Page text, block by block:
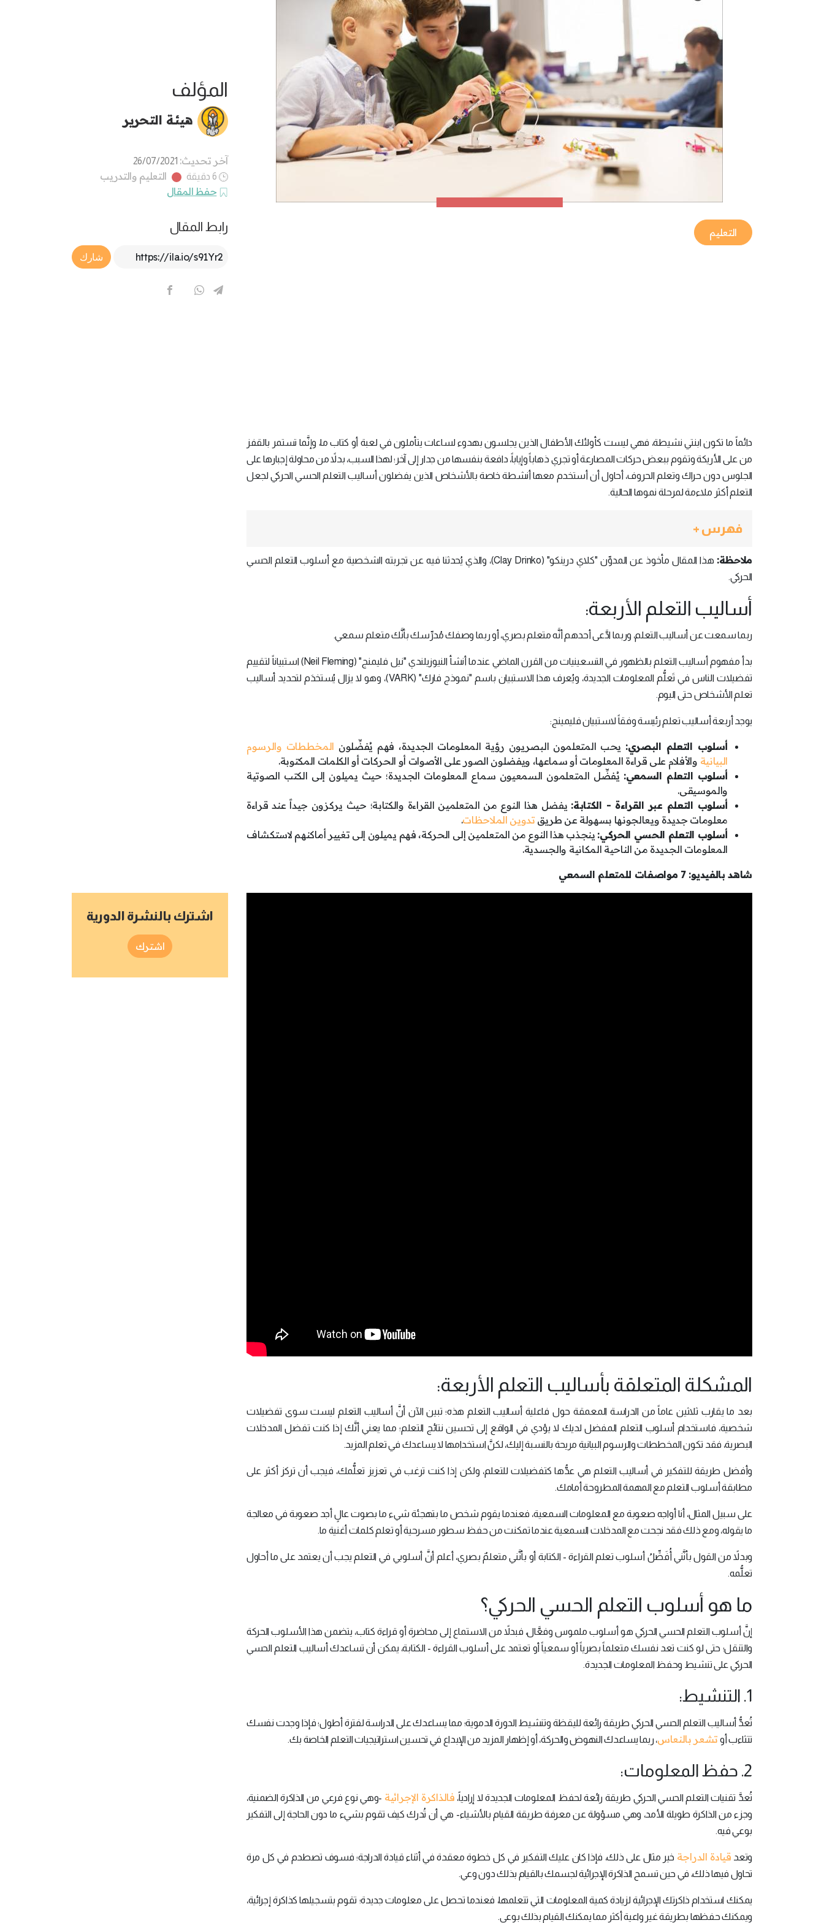
التعليم
دائماً ما تكون ابنتي نشيطة، فهي ليست كأولئك الأطفال الذين يجلسون بهدوء لساعات يتأملون في لعبة أو كتاب ما، وإنَّما تستمر بالقفز
من على الأريكة وتقوم ببعض حركات المصارعة أو تجري ذهاباً وإياباً، دافعة بنفسها من جدار إلى آخر؛ لهذا السبب، بدلاً من محاولة إجبارها على
الجلوس دون حراك وتعلم الحروف، أحاول أن أستخدم معها أنشطة خاصة بالأشخاص الذين يفضلون أساليب التعلم الحسي الحركي لجعل
التعلم أكثر ملاءمة لمرحلة نموها الحالية.
المؤلف
هيئة التحرير
آخر تحديث: 26/07/2021
6 دقيقة
التعليم والتدريب
حفظ المقال
رابط المقال
Article Link
شارك
فهرس +
ملاحظة:
هذا المقال مأخوذ عن المدوِّن "كلاي درينكو" (Clay Drinko)، والذي يُحدثنا فيه عن تجربته الشخصية مع أسلوب التعلم الحسي
الحركي.
أساليب التعلم الأربعة:
ربما سمعت عن أساليب التعلم، وربما ادَّعى أحدهم أنَّه متعلم بصري، أو ربما وصفك مُدرِّسك بأنَّك متعلم سمعي.
بدأ مفهوم أساليب التعلم بالظهور في التسعينيات من القرن الماضي عندما أنشأ النيوزيلندي "نيل فليمنج" (Neil Fleming) استبياناً لتقييم
تفضيلات الناس في تَعلُّم المعلومات الجديدة، ويُعرف هذا الاستبيان باسم "نموذج فارك" (VARK)، وهو لا يزال يُستخدَم لتحديد أساليب
تعلم الأشخاص حتى اليوم.
يوجد أربعة أساليب تعلم رئيسة وفقاً لاستبيان فليمينج:
أسلوب التعلم البصري: يحب المتعلمون البصريون رؤية المعلومات الجديدة، فهم يُفضِّلون المخططات والرسوم
البيانية والأفلام على قراءة المعلومات أو سماعها، ويفضلون الصور على الأصوات أو الحركات أو الكلمات المكتوبة.
أسلوب التعلم السمعي: يُفضِّل المتعلمون السمعيون سماع المعلومات الجديدة؛ حيث يميلون إلى الكتب الصوتية
والموسيقى.
أسلوب التعلم عبر القراءة - الكتابة: يفضل هذا النوع من المتعلمين القراءة والكتابة؛ حيث يركزون جيداً عند قراءة
معلومات جديدة ويعالجونها بسهولة عن طريق تدوين الملاحظات.
أسلوب التعلم الحسي الحركي: ينجذب هذا النوع من المتعلمين إلى الحركة، فهم يميلون إلى تغيير أماكنهم لاستكشاف
المعلومات الجديدة من الناحية المكانية والجسدية.
شاهد بالفيديو: 7 مواصفات للمتعلم السمعي
المشكلة المتعلقة بأساليب التعلم الأربعة:
بعد ما يقارب ثلاثين عاماً من الدراسة المعمقة حول فاعلية أساليب التعلم هذه؛ تبين الآن أنَّ أساليب التعلم ليست سوى تفضيلات
شخصية، فاستخدام أسلوب التعلم المفضل لديك لا يؤدي في الواقع إلى تحسين نتائج التعلم؛ مما يعني أنَّك إذا كنت تفضل المدخلات
البصرية، فقد تكون المخططات والرسوم البيانية مريحة بالنسبة إليك، لكنَّ استخدامها لا يساعدك في تعلم المزيد.
وأفضل طريقة للتفكير في أساليب التعلم هي عدُّها كتفضيلات للتعلم، ولكن إذا كنت ترغب في تعزيز تعلُّمك، فيجب أن تركز أكثر على
مطابقة أسلوب التعلم مع المهمة المطروحة أمامك.
على سبيل المثال، أنا أواجه صعوبة مع المعلومات السمعية، فعندما يقوم شخص ما بتهجئة شيء ما بصوت عالٍ أجد صعوبة في معالجة
ما يقوله، ومع ذلك فقد نجحت مع المدخلات السمعية عندما تمكنت من حفظ سطور مسرحية أو تعلم كلمات أغنية ما.
وبدلاً من القول بأنَّني أُفَضِّلُ أسلوب تعلم القراءة - الكتابة أو بأنَّني متعلمٌ بصري، أعلم أنَّ أسلوبي في التعلم يجب أن يعتمد على ما أحاول
تعلُّمه.
ما هو أسلوب التعلم الحسي الحركي؟
إنَّ أسلوب التعلم الحسي الحركي هو أسلوب ملموس وفعَّال، فبدلاً من الاستماع إلى محاضرة أو قراءة كتاب، يتضمن هذا الأسلوب الحركة
والتنقل؛ حتى لو كنت تعد نفسك متعلماً بصرياً أو سمعياً أو تعتمد على أسلوب القراءة - الكتابة، يمكن أن تساعدك أساليب التعلم الحسي
الحركي على تنشيط وحفظ المعلومات الجديدة.
1. التنشيط:
تُعدُّ أساليب التعلم الحسي الحركي طريقة رائعة لليقظة وتنشيط الدورة الدموية؛ مما يساعدك على الدراسة لفترة أطول؛ فإذا وجدت نفسك
تتثاءب أو تشعر بالنعاس، ربما يساعدك النهوض والحركة، أو إظهار المزيد من الإبداع في تحسين استراتيجيات التعلم الخاصة بك.
2. حفظ المعلومات:
تُعدَّ تقنيات التعلم الحسي الحركي طريقة رائعة لحفظ المعلومات الجديدة لا إرادياً، فالذاكرة الإجرائية -وهي نوع فرعي من الذاكرة الضمنية،
وجزء من الذاكرة طويلة الأمد، وهي مسؤولة عن معرفة طريقة القيام بالأشياء- هي أن تُدرك كيف تقوم بشيء ما دون الحاجة إلى التفكير
بوعي فيه.
وتعد قيادة الدراجة خير مثال على ذلك، فإذا كان عليك التفكير في كل خطوة معقدة في أثناء قيادة الدراجة؛ فسوف تصطدم في كل مرة
تحاول فيها ذلك، في حين تسمح الذاكرة الإجرائية لجسمك بالقيام بذلك دون وعي.
يمكنك استخدام ذاكرتك الإجرائية لزيادة كمية المعلومات التي تتعلمها، فعندما تحصل على معلومات جديدة؛ تقوم بتسجيلها كذاكرة إجرائية،
ويمكنك حفظها بطريقة غير واعية أكثر مما يمكنك القيام بذلك بوعي.
اشترك بالنشرة الدورية
اشترك